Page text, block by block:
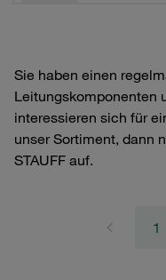
Sie haben einen
Leitungskomponenten
interessieren sich für
unser Sortiment, dann
STAUFF auf.
1